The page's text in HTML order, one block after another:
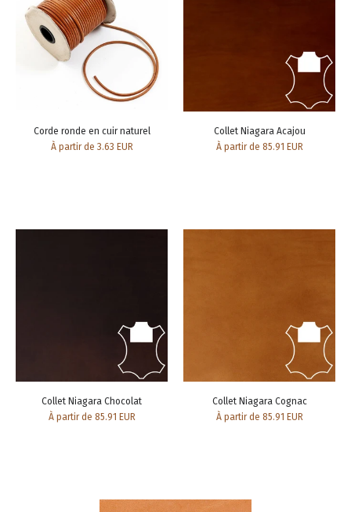
Corde ronde en cuir naturel
À partir de 3.63 EUR
Collet Niagara Acajou
À partir de 85.91 EUR
Collet Niagara Chocolat
À partir de 85.91 EUR
Collet Niagara Cognac
À partir de 85.91 EUR